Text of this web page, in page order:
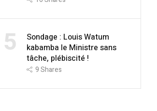
5
Sondage : Louis Watum
kabamba le Ministre sans
tâche, plébiscité !
9Shares